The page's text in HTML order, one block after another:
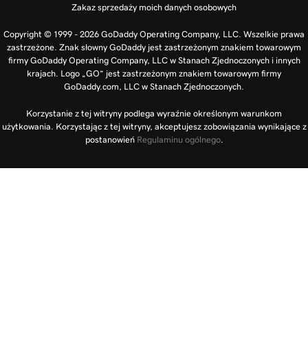
Zakaz sprzedaży moich danych osobowych
Copyright © 1999 - 2026 GoDaddy Operating Company, LLC. Wszelkie prawa
zastrzeżone. Znak słowny GoDaddy jest zastrzeżonym znakiem towarowym
firmy GoDaddy Operating Company, LLC w Stanach Zjednoczonych i innych
krajach. Logo „GO” jest zastrzeżonym znakiem towarowym firmy
GoDaddy.com, LLC w Stanach Zjednoczonych.
Korzystanie z tej witryny podlega wyraźnie określonym warunkom
użytkowania. Korzystając z tej witryny, akceptujesz zobowiązania wynikające z
postanowień Regulaminu ogólnego.